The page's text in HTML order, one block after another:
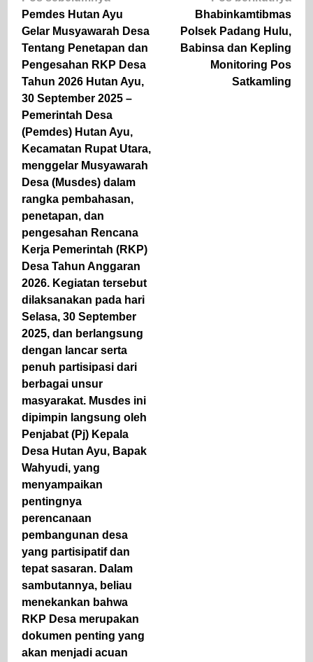
pos
Pemdes Hutan Ayu
Gelar Musyawarah Desa
Tentang Penetapan dan
Pengesahan RKP Desa
Tahun 2026 Hutan Ayu,
30 September 2025 –
Pemerintah Desa
(Pemdes) Hutan Ayu,
Kecamatan Rupat Utara,
menggelar Musyawarah
Desa (Musdes) dalam
rangka pembahasan,
penetapan, dan
pengesahan Rencana
Kerja Pemerintah (RKP)
Desa Tahun Anggaran
2026. Kegiatan tersebut
dilaksanakan pada hari
Selasa, 30 September
2025, dan berlangsung
dengan lancar serta
penuh partisipasi dari
berbagai unsur
masyarakat. Musdes ini
dipimpin langsung oleh
Penjabat (Pj) Kepala
Desa Hutan Ayu, Bapak
Wahyudi, yang
menyampaikan
pentingnya
perencanaan
pembangunan desa
yang partisipatif dan
tepat sasaran. Dalam
sambutannya, beliau
menekankan bahwa
RKP Desa merupakan
dokumen penting yang
akan menjadi acuan
Bhabinkamtibmas
Polsek Padang Hulu,
Babinsa dan Kepling
Monitoring Pos
Satkamling